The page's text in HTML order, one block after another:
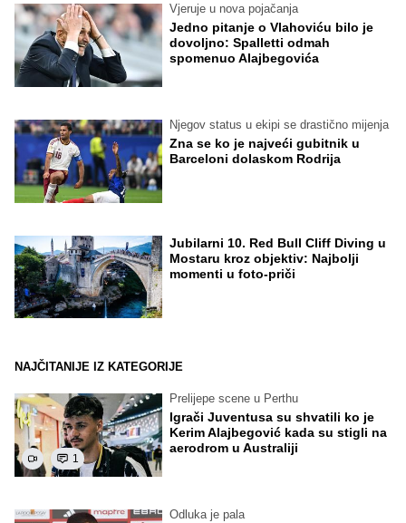
Vjeruje u nova pojačanja
Jedno pitanje o Vlahoviću bilo je
dovoljno: Spalletti odmah
spomenuo Alajbegovića
Njegov status u ekipi se drastično mijenja
Zna se ko je najveći gubitnik u
Barceloni dolaskom Rodrija
Jubilarni 10. Red Bull Cliff Diving u
Mostaru kroz objektiv: Najbolji
momenti u foto-priči
NAJČITANIJE IZ KATEGORIJE
1
Prelijepe scene u Perthu
Igrači Juventusa su shvatili ko je
Kerim Alajbegović kada su stigli na
aerodrom u Australiji
Odluka je pala